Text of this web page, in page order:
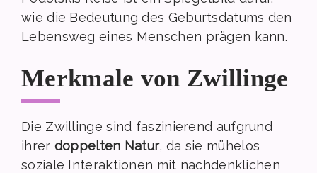
wie die Bedeutung des Geburtsdatums den
Lebensweg eines Menschen prägen kann.
Merkmale von Zwillinge
Die Zwillinge sind faszinierend aufgrund
ihrer doppelten Natur, da sie mühelos
soziale Interaktionen mit nachdenklichen